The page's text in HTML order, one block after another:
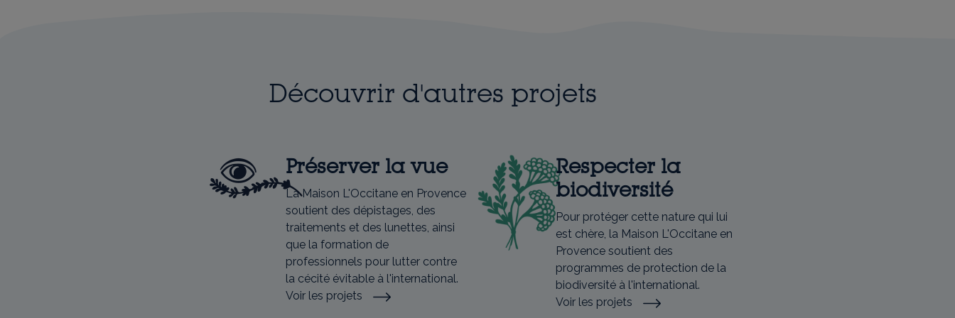
Découvrir d'autres projets
Préserver la vue
La Maison L'Occitane en Provence
soutient des dépistages, des
traitements et des lunettes, ainsi
que la formation de
professionnels pour lutter contre
la cécité évitable à l'international.
Voir les projets
Respecter la
biodiversité
Pour protéger cette nature qui lui
est chère, la Maison L'Occitane en
Provence soutient des
programmes de protection de la
biodiversité à l'international.
Voir les projets